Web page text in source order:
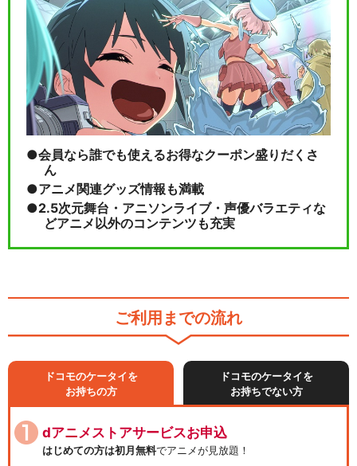
会員なら誰でも使えるお得なクーポン盛りだくさ
ん
アニメ関連グッズ情報も満載
2.5次元舞台・アニソンライブ・声優バラエティな
どアニメ以外のコンテンツも充実
ご利用までの流れ
ドコモのケータイを
お持ちの方
ドコモのケータイを
お持ちでない方
dアニメストアサービスお申込
はじめての方は初月無料でアニメが見放題！